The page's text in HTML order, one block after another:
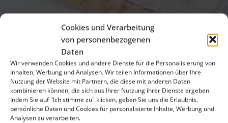
Cookies und Verarbeitung
von personenbezogenen
Daten
Wir verwenden Cookies und andere Dienste für die Personalisierung von
Inhalten, Werbung und Analysen. Wir teilen Informationen über Ihre
Nutzung der Website mit Partnern, die diese mit anderen Daten
kombinieren können, die sich aus Ihrer Nutzung ihrer Dienste ergeben.
Indem Sie auf "Ich stimme zu" klicken, geben Sie uns die Erlaubnis,
persönliche Daten und Cookies für personalisierte Inhalte, Werbung und
Analysen zu verarbeiten.